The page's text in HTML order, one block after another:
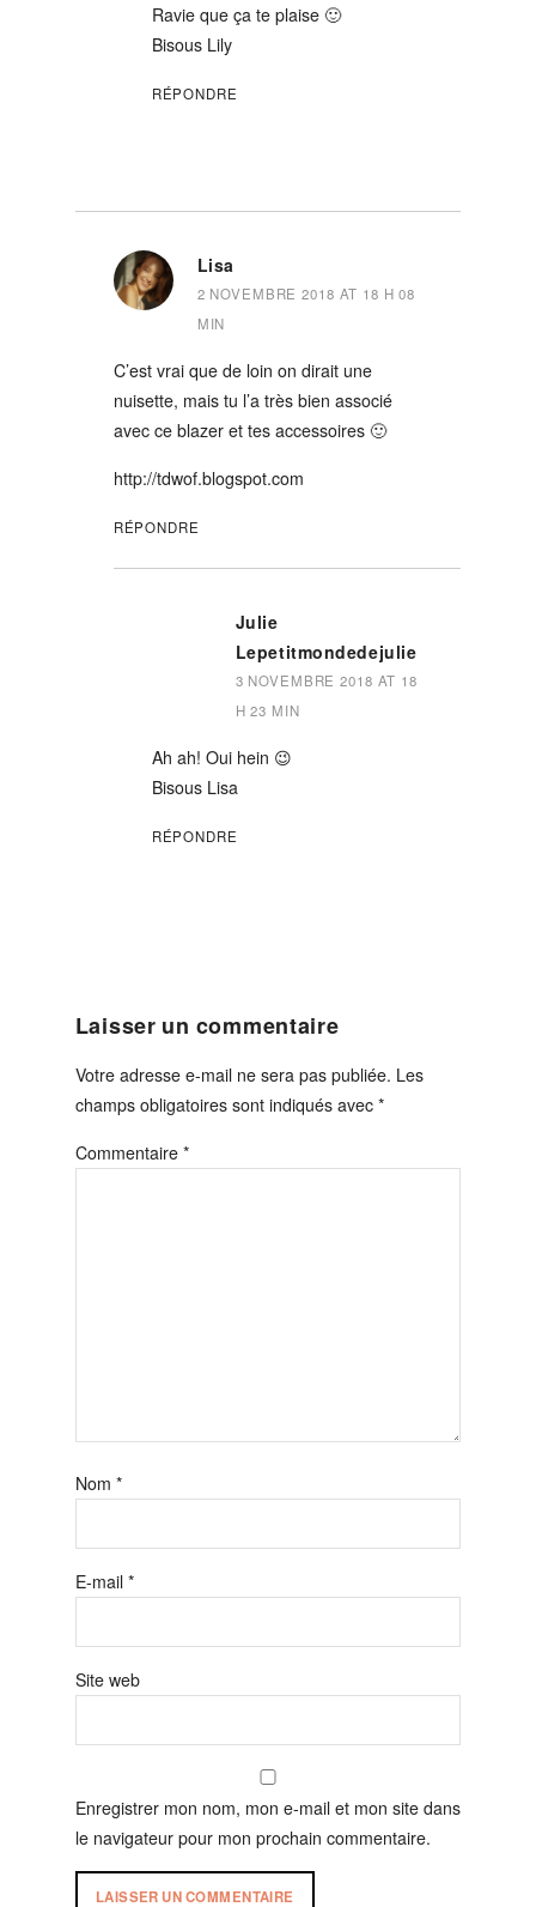
Ravie que ça te plaise 🙂
Bisous Lily
RÉPONDRE
Lisa
2 NOVEMBRE 2018 AT 18 H 08
MIN
C’est vrai que de loin on dirait une
nuisette, mais tu l’a très bien associé
avec ce blazer et tes accessoires 🙂
http://tdwof.blogspot.com
RÉPONDRE
Julie
Lepetitmondedejulie
3 NOVEMBRE 2018 AT 18
H 23 MIN
Ah ah! Oui hein 😉
Bisous Lisa
RÉPONDRE
Laisser un commentaire
Votre adresse e-mail ne sera pas publiée. Les
champs obligatoires sont indiqués avec *
Commentaire *
Nom *
E-mail *
Site web
Enregistrer mon nom, mon e-mail et mon site dans
le navigateur pour mon prochain commentaire.